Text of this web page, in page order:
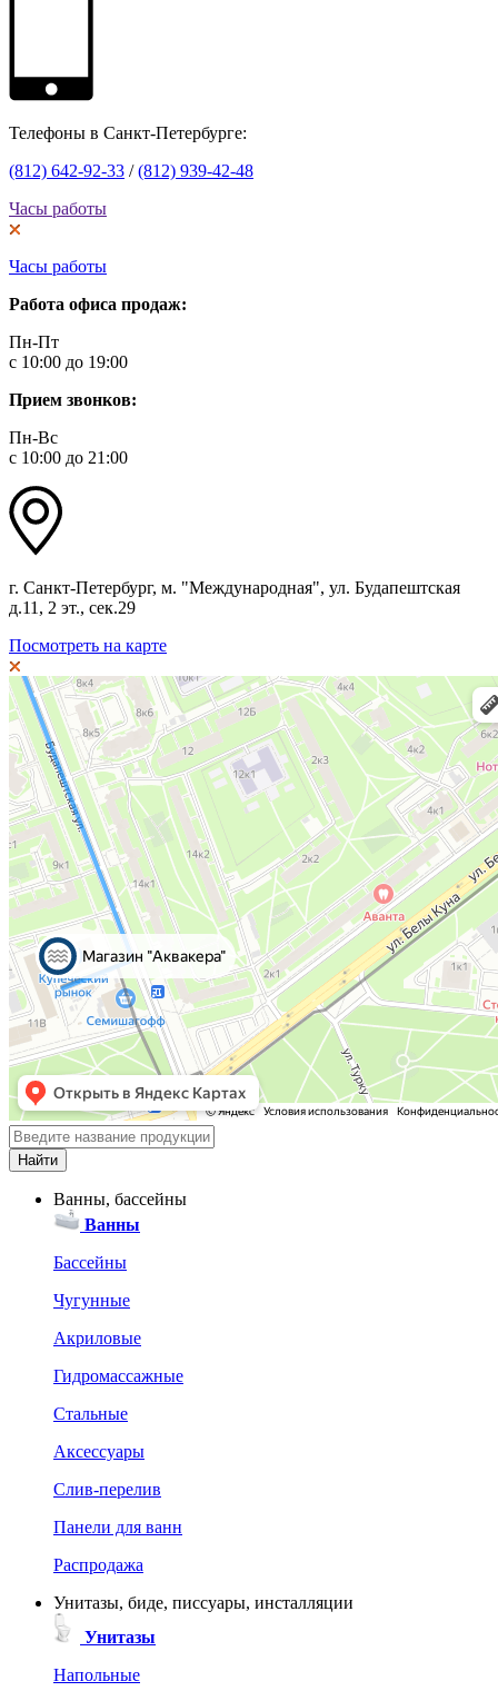
Телефоны в Санкт-Петербурге:
(812) 642-92-33 /(812) 939-42-48
Часы работы
Часы работы
Работа офиса продаж:
Пн-Пт
с 10:00 до 19:00
Прием звонков:
Пн-Вс
с 10:00 до 21:00
г. Санкт-Петербург, м. "Международная", ул. Будапештская
д.11, 2 эт., сек.29
Посмотреть на карте
Ванны, бассейны
Ванны
Бассейны
Чугунные
Акриловые
Гидромассажные
Стальные
Аксессуары
Слив-перелив
Панели для ванн
Распродажа
Унитазы, биде, писсуары, инсталляции
Унитазы
Напольные